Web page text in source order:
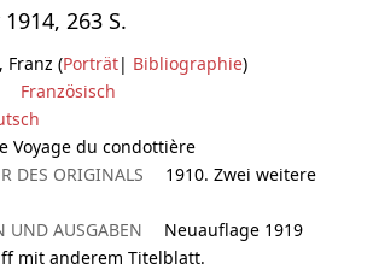
263 S.
Franz (Porträt| Bibliographie)
Französisch
Voyage du condottière
DES ORIGINALS
1910. Zwei weitere
UND AUSGABEN
Neuauflage 1919
mit anderem Titelblatt.